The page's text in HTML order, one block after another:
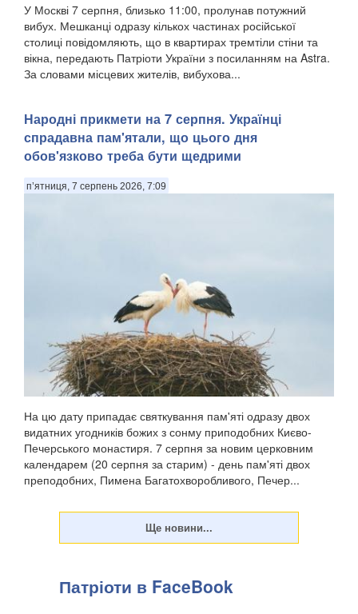
У Москві 7 серпня, близько 11:00, пролунав потужний
вибух. Мешканці одразу кількох частинах російської
столиці повідомляють, що в квартирах тремтіли стіни та
вікна, передають Патріоти України з посиланням на Astra.
За словами місцевих жителів, вибухова...
Народні прикмети на 7 серпня. Українці
спрадавна пам'ятали, що цього дня
обов'язково треба бути щедрими
п’ятниця, 7 серпень 2026, 7:09
На цю дату припадає святкування пам'яті одразу двох
видатних угодників божих з сонму приподобних Києво-
Печерського монастиря. 7 серпня за новим церковним
календарем (20 серпня за старим) - день пам'яті двох
преподобних, Пимена Багатохворобливого, Печер...
Патріоти в FaceBook